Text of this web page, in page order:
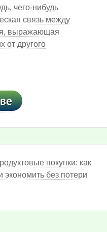
чего-нибудь
связь между
выражающая
от другого
покупки: как
экономить без потери